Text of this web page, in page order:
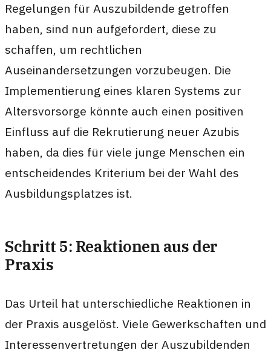
Regelungen für Auszubildende getroffen
haben, sind nun aufgefordert, diese zu
schaffen, um rechtlichen
Auseinandersetzungen vorzubeugen. Die
Implementierung eines klaren Systems zur
Altersvorsorge könnte auch einen positiven
Einfluss auf die Rekrutierung neuer Azubis
haben, da dies für viele junge Menschen ein
entscheidendes Kriterium bei der Wahl des
Ausbildungsplatzes ist.
Schritt 5: Reaktionen aus der
Praxis
Das Urteil hat unterschiedliche Reaktionen in
der Praxis ausgelöst. Viele Gewerkschaften und
Interessenvertretungen der Auszubildenden